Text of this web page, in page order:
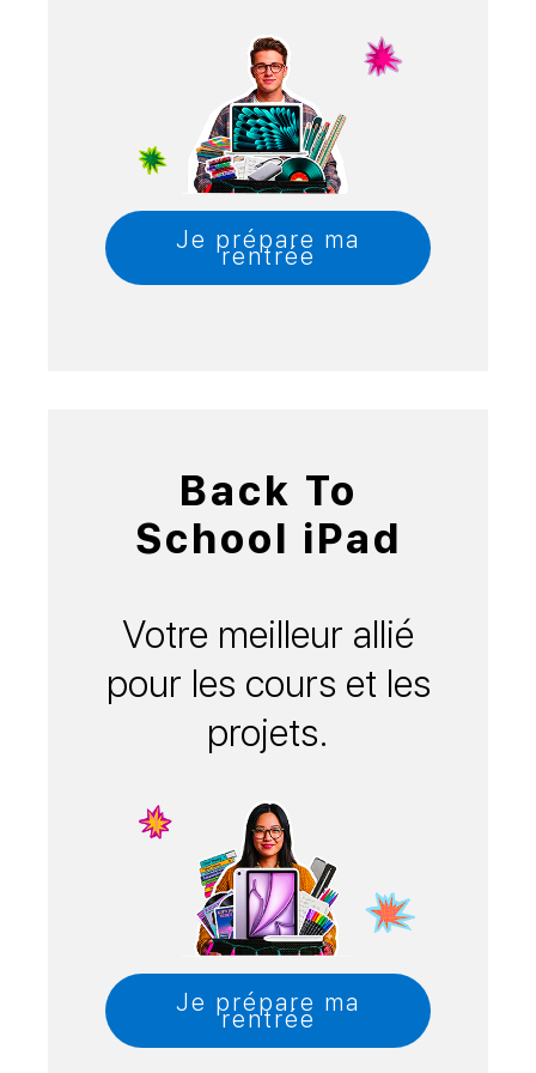
Je prépare ma
rentrée
Back To
School iPad
Votre meilleur allié
pour les cours et les
projets.
Je prépare ma
rentrée